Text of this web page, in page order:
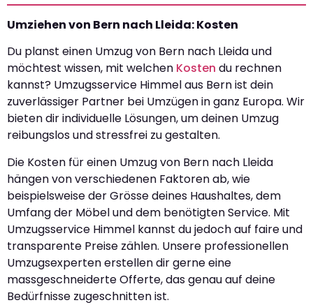
Umziehen von Bern nach Lleida: Kosten
Du planst einen Umzug von Bern nach Lleida und
möchtest wissen, mit welchen Kosten du rechnen
kannst? Umzugsservice Himmel aus Bern ist dein
zuverlässiger Partner bei Umzügen in ganz Europa. Wir
bieten dir individuelle Lösungen, um deinen Umzug
reibungslos und stressfrei zu gestalten.
Die Kosten für einen Umzug von Bern nach Lleida
hängen von verschiedenen Faktoren ab, wie
beispielsweise der Grösse deines Haushaltes, dem
Umfang der Möbel und dem benötigten Service. Mit
Umzugsservice Himmel kannst du jedoch auf faire und
transparente Preise zählen. Unsere professionellen
Umzugsexperten erstellen dir gerne eine
massgeschneiderte Offerte, das genau auf deine
Bedürfnisse zugeschnitten ist.